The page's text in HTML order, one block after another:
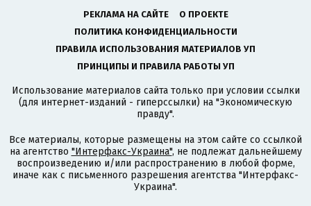
РЕКЛАМА НА САЙТЕ
О ПРОЕКТЕ
ПОЛИТИКА КОНФИДЕНЦИАЛЬНОСТИ
ПРАВИЛА ИСПОЛЬЗОВАНИЯ МАТЕРИАЛОВ УП
ПРИНЦИПЫ И ПРАВИЛА РАБОТЫ УП
Использование материалов сайта только при условии ссылки
(для интернет-изданий - гиперссылки) на "Экономическую
правду".
Все материалы, которые размещены на этом сайте со ссылкой
на агентство "Интерфакс-Украина", не подлежат дальнейшему
воспроизведению и/или распространению в любой форме,
иначе как с письменного разрешения агентства "Интерфакс-
Украина".